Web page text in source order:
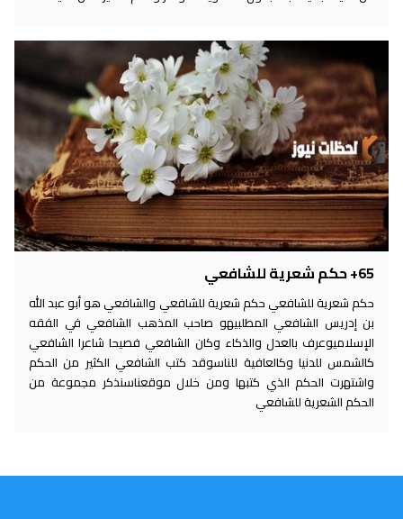
65+ حكم شعرية للشافعي
حكم شعرية للشافعي حكم شعرية للشافعي والشافعي هو أبو عبد الله
بن إدريس الشافعي المطلبيهو صاحب المذهب الشافعي في الفقه
الإسلاميوعرف بالعدل والذكاء وكان الشافعي فصيحا شاعرا الشافعي
كالشمس للدنيا وكالعافية للناسوقد كتب الشافعي الكثير من الحكم
واشتهرت الحكم الذي كتبها ومن خلال موقعناسنذكر مجموعة من
الحكم الشعرية للشافعي